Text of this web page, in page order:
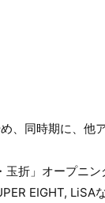
、同時期に、他
折」オープニ
EIGHT,